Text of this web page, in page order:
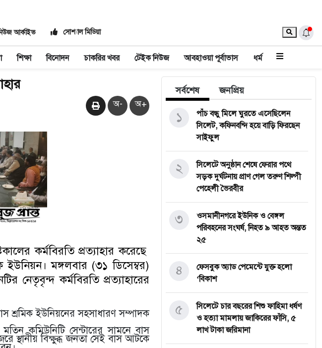
আর্কাইভ সোশ্যাল মিডিয়া
শিক্ষা বিনোদন চাকরির খবর টেইক নিউজ আবহাওয়া পূর্বাভাস ধর্ম
অ- অ+
কর্মবিরতি প্রত্যাহার করেছে
মঙ্গলবার (৩১ ডিসেম্বর)
নেতৃবৃন্দ কর্মবিরতি প্রত্যাহারের
শ্রমিক ইউনিয়নের সহসাধারণ সম্পাদক
কমিউনিটি সেন্টারের সামনে বাস
স্থানীয় বিক্ষুব্ধ জনতা সেই বাস আটকে
সর্বশেষ জনপ্রিয়
পাঁচ বন্ধু মিলে ঘুরতে এসেছিলেন
সিলেট, কফিনবন্দি হয়ে বাড়ি ফিরছেন
সাইফুল
১
সিলেটে অনুষ্ঠান শেষে ফেরার পথে
সড়ক দুর্ঘটনায় প্রাণ গেল তরুণ শিল্পী
পেহেলী ভৈরবীর
২
ওসমানীনগরে ইউনিক ও বেঙ্গল
পরিবহনের সংঘর্ষ, নিহত ৯ আহত অন্তত
২৫
৩
ফেসবুক অ্যাড পেমেন্টে যুক্ত হলো
‘বিকাশ
৪
সিলেটে চার বছরের শিশু ফাহিমা ধর্ষণ
ও হত্যা মামলায় জাকিরের ফাঁসি, ৫
লাখ টাকা জরিমানা
৫